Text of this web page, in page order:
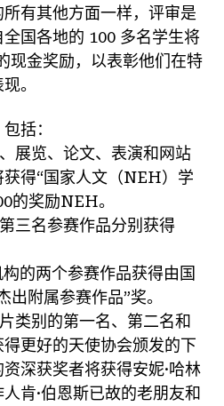
有其他方面一样，评审是
国各地的 100 多名学生将
现金奖励，以表彰他们在特
。
括：
展览、论文、表演和网站
得“国家人文（NEH）学
的奖励NEH。
三名参赛作品分别获得
的两个参赛作品获得由国
出附属参赛作品”奖。
类别的第一名、第二名和
更好的天使协会颁发的下
深获奖者将获得安妮·哈林
肯·伯恩斯已故的老朋友和